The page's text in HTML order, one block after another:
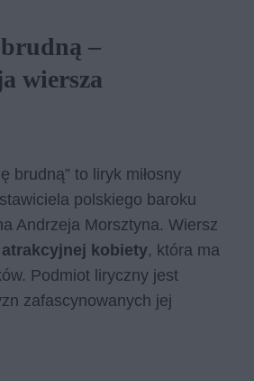
–
wiersza
brudną” to liryk miłosny
polskiego baroku
Andrzeja Morsztyna. Wiersz
kobiety, która ma
Podmiot liryczny jest
zafascynowanych jej